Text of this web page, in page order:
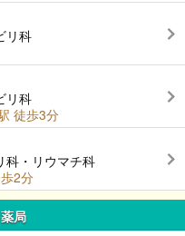
リ科
リ科
徒歩3分
科・リウマチ科
2分
局